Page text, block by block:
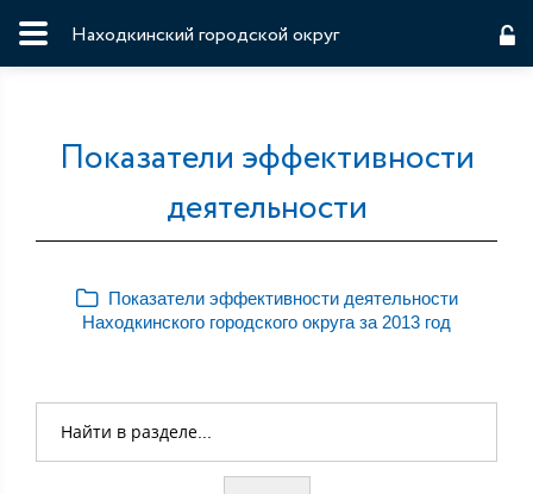
Находкинский городской округ
Показатели эффективности
деятельности
Показатели эффективности деятельности
Находкинского городского округа за 2013 год